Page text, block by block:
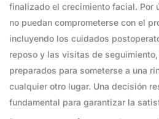
finalizado el crecimiento facial. Por
no puedan comprometerse con el
incluyendo los cuidados
reposo y las visitas de
preparados para someterse a una
cualquier otro lugar. Una decisión
fundamental para garantizar la